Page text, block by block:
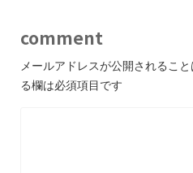
comment
メールアドレスが公開されること
る欄は必須項目です